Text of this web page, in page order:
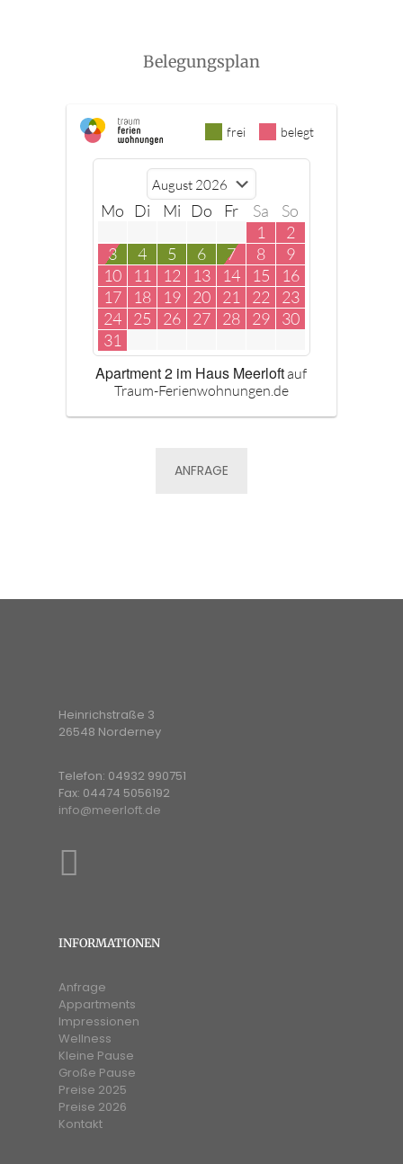
Belegungsplan
frei belegt
Mo Di Mi Do Fr Sa
So
1
2
3
4 5 6 7 8
9
10
11 12 13 14 15
16
17
18 19 20 21 22
23
24
25 26 27 28 29
30
31
Apartment 2 im Haus Meerloft auf
Traum-Ferienwohnungen.de
ANFRAGE
Heinrichstraße 3
26548 Norderney
Telefon: 04932 990751
Fax: 04474 5056192
info@meerloft.de
INFORMATIONEN
Anfrage
Appartments
Impressionen
Wellness
Kleine Pause
Große Pause
Preise 2025
Preise 2026
Kontakt